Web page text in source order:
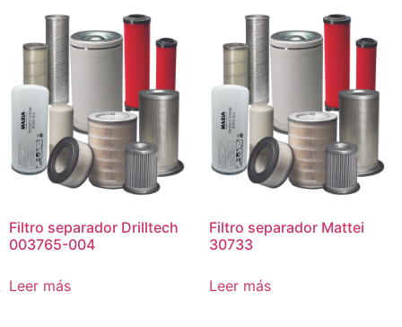
Filtro separador Drilltech
003765-004
Leer más
Filtro separador Mattei
30733
Leer más